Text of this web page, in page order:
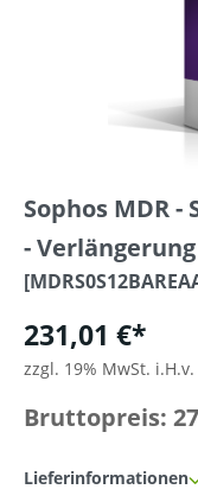
Sophos MDR -
- Verlängerung
231,01 €*
zzgl. 19% MwSt.
Bruttopreis:
Lieferinformationen